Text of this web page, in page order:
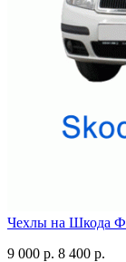
Чехлы на Шкода
9 000 р. 8 400 р.